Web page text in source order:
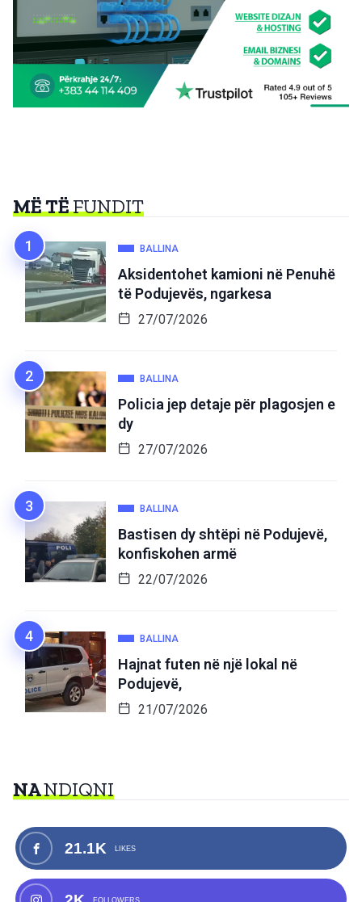
MË TËFUNDIT
BALLINA
Aksidentohet kamioni në Penuhë
të Podujevës, ngarkesa
27/07/2026
BALLINA
Policia jep detaje për plagosjen e
dy
27/07/2026
BALLINA
Bastisen dy shtëpi në Podujevë,
konfiskohen armë
22/07/2026
BALLINA
Hajnat futen në një lokal në
Podujevë,
21/07/2026
NANDIQNI
21.1K LIKES
FOLLOWERS